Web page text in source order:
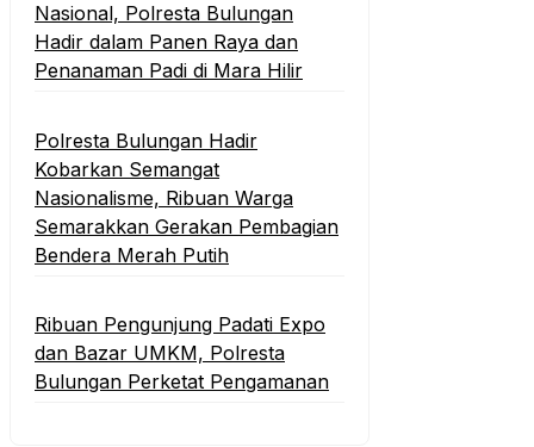
Nasional, Polresta Bulungan
Hadir dalam Panen Raya dan
Penanaman Padi di Mara Hilir
Polresta Bulungan Hadir
Kobarkan Semangat
Nasionalisme, Ribuan Warga
Semarakkan Gerakan Pembagian
Bendera Merah Putih
Ribuan Pengunjung Padati Expo
dan Bazar UMKM, Polresta
Bulungan Perketat Pengamanan